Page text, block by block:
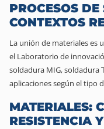
PROCESOS
CONTEXTOS
La unión de materiales es
el Laboratorio de
soldadura MIG, soldadura
aplicaciones según el tipo
MATERIALES:
RESISTENCIA